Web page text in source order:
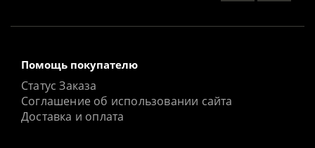
Помощь покупателю
Статус Заказа
Соглашение об использовании сайта
Доставка и оплата